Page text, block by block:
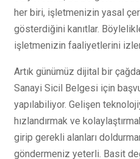
her biri, işletmenizin yasal
gösterdiğini kanıtlar.
işletmenizin faaliyetlerini
Artık günümüz dijital bir
Sanayi Sicil Belgesi için
yapılabiliyor. Gelişen
hızlandırmak ve
girip gerekli alanları
göndermeniz yeterli. Basit